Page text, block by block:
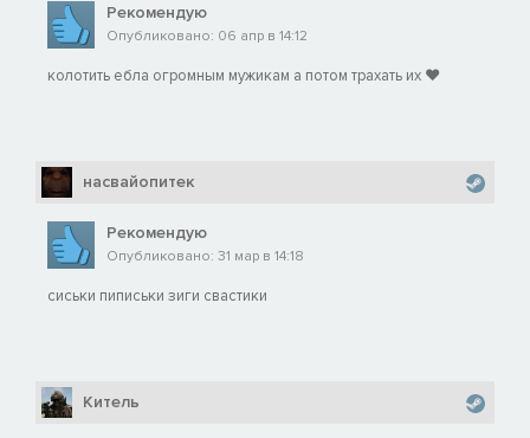
Рекомендую
Опубликовано: 06 апр в 14:12
колотить ебла огромным мужикам а потом трахать их ❤️
насвайопитек
Рекомендую
Опубликовано: 31 мар в 14:18
сиськи пиписьки зиги свастики
Китель